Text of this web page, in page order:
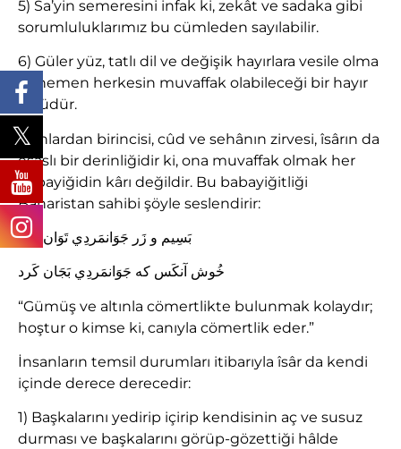
5) Sa’yin semeresini infak ki, zekât ve sadaka gibi
sorumluluklarımız bu cümleden sayılabilir.
6) Güler yüz, tatlı dil ve değişik hayırlara vesile olma
ki, hemen herkesin muvaffak olabileceği bir hayır
türüdür.
Bunlardan birincisi, cûd ve sehânın zirvesi, îsârın da
esaslı bir derinliğidir ki, ona muvaffak olmak her
babayiğidin kârı değildir. Bu babayiğitliği
Baharistan sahibi şöyle seslendirir:
بَسِيم و زَر جَوَانمَردِي تَوَان كَرد
خُوش آنكَس که جَوَانمَردِي بَجَان كَرد
“Gümüş ve altınla cömertlikte bulunmak kolaydır;
hoştur o kimse ki, canıyla cömertlik eder.”
İnsanların temsil durumları itibarıyla îsâr da kendi
içinde derece derecedir:
1) Başkalarını yedirip içirip kendisinin aç ve susuz
durması ve başkalarını görüp-gözettiği hâlde